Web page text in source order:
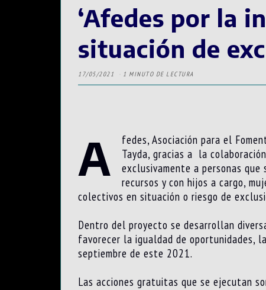
‘Afedes por la
situación de
17/05/2021 1 MINUTO DE LECTURA
A
fedes, Asociación para el
Tayda, gracias a la
exclusivamente a personas
recursos y con hijos a cargo,
colectivos en situación o riesgo de
Dentro del proyecto se desarrollan
favorecer la igualdad de oportunidades,
septiembre de este 2021.
Las acciones gratuitas que se ejecutan